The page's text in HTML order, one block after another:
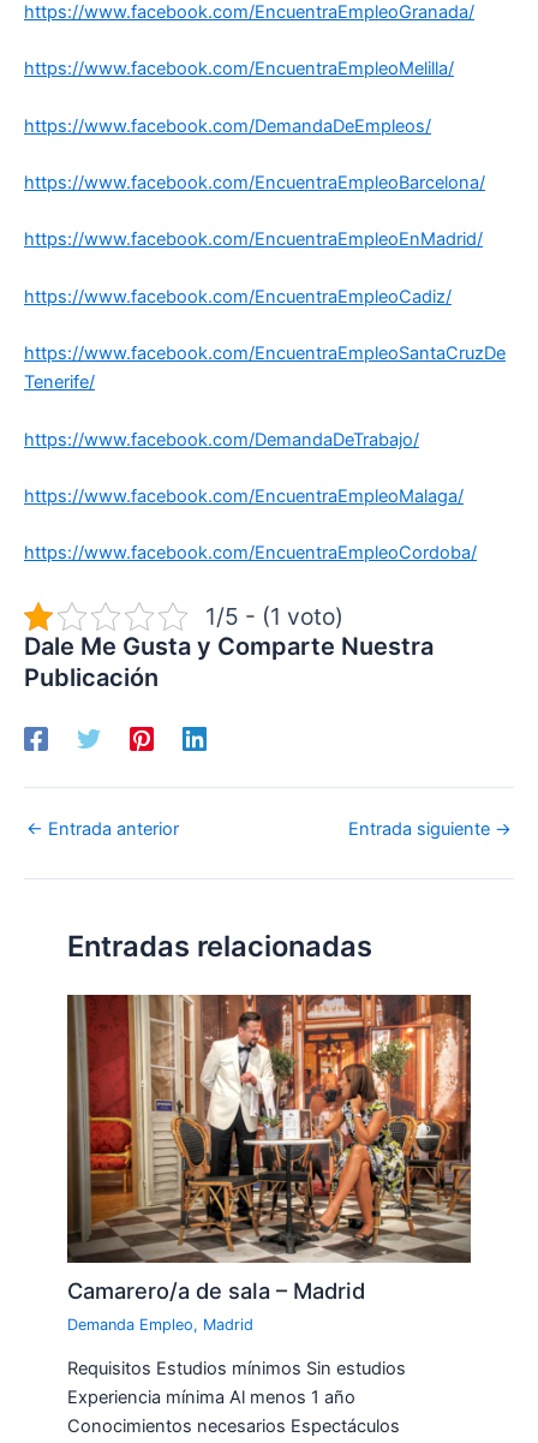
https://www.facebook.com/EncuentraEmpleoGranada/
https://www.facebook.com/EncuentraEmpleoMelilla/
https://www.facebook.com/DemandaDeEmpleos/
https://www.facebook.com/EncuentraEmpleoBarcelona/
https://www.facebook.com/EncuentraEmpleoEnMadrid/
https://www.facebook.com/EncuentraEmpleoCadiz/
https://www.facebook.com/EncuentraEmpleoSantaCruzDe
Tenerife/
https://www.facebook.com/DemandaDeTrabajo/
https://www.facebook.com/EncuentraEmpleoMalaga/
https://www.facebook.com/EncuentraEmpleoCordoba/
1/5 - (1 voto)
Dale Me Gusta y Comparte Nuestra
Publicación
← Entrada anterior Entrada siguiente →
Entradas relacionadas
Camarero/a de sala – Madrid
Demanda Empleo, Madrid
Requisitos Estudios mínimos Sin estudios
Experiencia mínima Al menos 1 año
Conocimientos necesarios Espectáculos